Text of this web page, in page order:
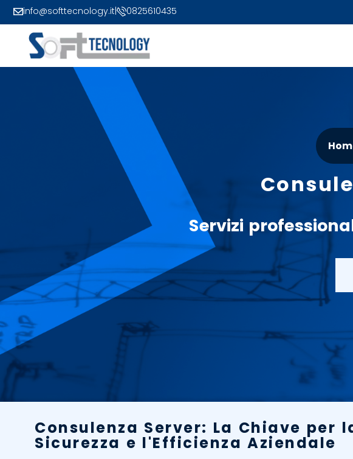
info@softtecnology.it 0825610435
Servizi
Consulenza Server: La Chiave per
Sicurezza e l'Efficienza Aziendale